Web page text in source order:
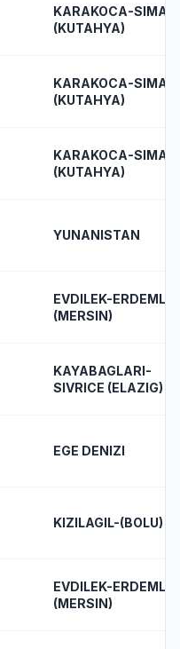
KARAKOCA-SIMAV
(KUTAHYA)
KARAKOCA-SIMAV
(KUTAHYA)
KARAKOCA-SIMAV
(KUTAHYA)
YUNANISTAN
EVDILEK-ERDEMLI
(MERSIN)
KAYABAGLARI-
SIVRICE (ELAZIG)
EGE DENIZI
KIZILAGIL-(BOLU)
EVDILEK-ERDEMLI
(MERSIN)